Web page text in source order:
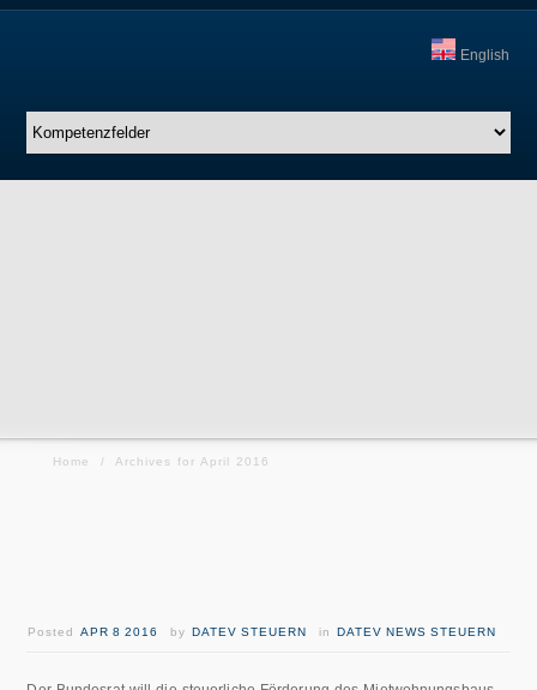
English
Home / Archives for April 2016
PostedAPR 8 2016 byDATEV STEUERN inDATEV NEWS STEUERN